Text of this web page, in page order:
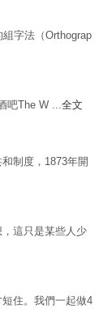
字法（Orthograp
吧The W ...全文
制度，1873年開
這只是某些人少
住。我們一起做4